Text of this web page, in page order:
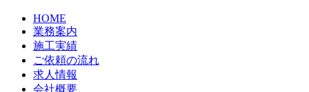
HOME
業務案内
施工実績
ご依頼の流れ
求人情報
会社概要